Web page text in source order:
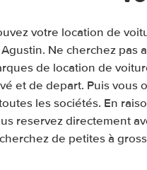
votre location de
Agustin. Ne cherchez pas
de location de
et de depart. Puis vous
les sociétés. En
reservez directement
de petites à